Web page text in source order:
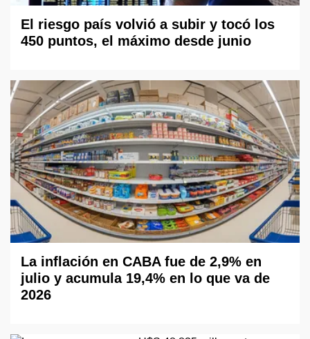
El riesgo país volvió a subir y tocó los
450 puntos, el máximo desde junio
La inflación en CABA fue de 2,9% en
julio y acumula 19,4% en lo que va de
2026